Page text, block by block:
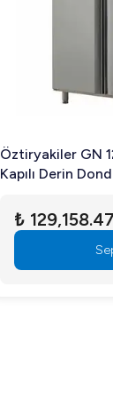
Öztiryakiler GN
Kapılı Derin
₺ 129,158.47